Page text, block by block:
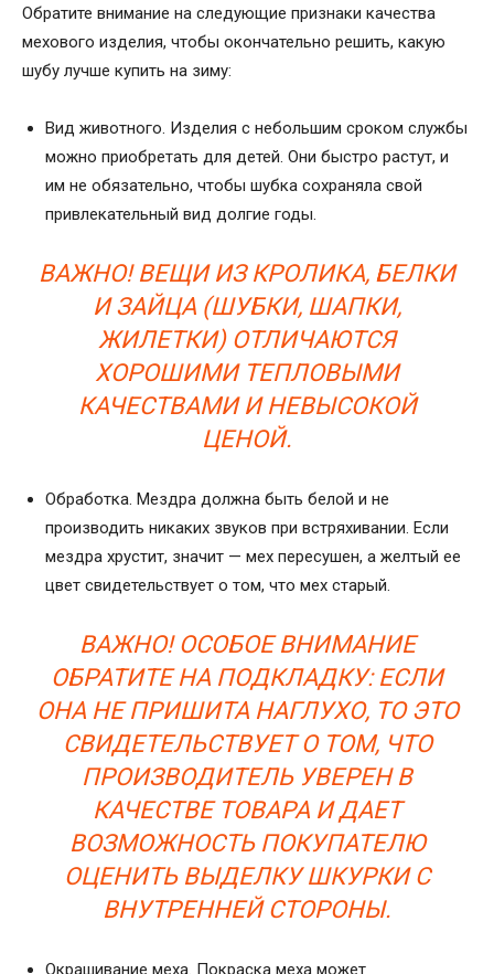
Обратите внимание на следующие признаки качества
мехового изделия, чтобы окончательно решить, какую
шубу лучше купить на зиму:
Вид животного. Изделия с небольшим сроком службы
можно приобретать для детей. Они быстро растут, и
им не обязательно, чтобы шубка сохраняла свой
привлекательный вид долгие годы.
ВАЖНО! ВЕЩИ ИЗ КРОЛИКА, БЕЛКИ
И ЗАЙЦА (ШУБКИ, ШАПКИ,
ЖИЛЕТКИ) ОТЛИЧАЮТСЯ
ХОРОШИМИ ТЕПЛОВЫМИ
КАЧЕСТВАМИ И НЕВЫСОКОЙ
ЦЕНОЙ.
Обработка. Мездра должна быть белой и не
производить никаких звуков при встряхивании. Если
мездра хрустит, значит — мех пересушен, а желтый ее
цвет свидетельствует о том, что мех старый.
ВАЖНО! ОСОБОЕ ВНИМАНИЕ
ОБРАТИТЕ НА ПОДКЛАДКУ: ЕСЛИ
ОНА НЕ ПРИШИТА НАГЛУХО, ТО ЭТО
СВИДЕТЕЛЬСТВУЕТ О ТОМ, ЧТО
ПРОИЗВОДИТЕЛЬ УВЕРЕН В
КАЧЕСТВЕ ТОВАРА И ДАЕТ
ВОЗМОЖНОСТЬ ПОКУПАТЕЛЮ
ОЦЕНИТЬ ВЫДЕЛКУ ШКУРКИ С
ВНУТРЕННЕЙ СТОРОНЫ.
Окрашивание меха. Покраска меха может